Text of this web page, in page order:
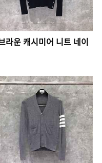
라운 캐시미어 니트 네이